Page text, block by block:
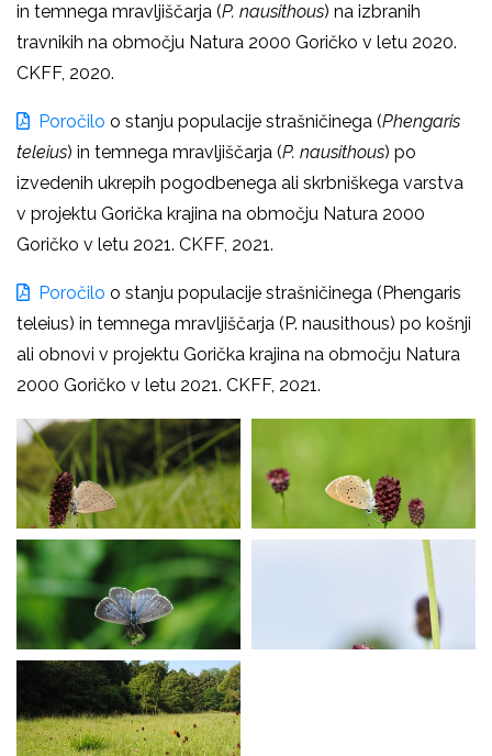
in temnega mravljiščarja (P. nausithous) na izbranih
travnikih na območju Natura 2000 Goričko v letu 2020.
CKFF, 2020.
Poročilo o stanju populacije strašničinega (Phengaris
teleius) in temnega mravljiščarja (P. nausithous) po
izvedenih ukrepih pogodbenega ali skrbniškega varstva
v projektu Gorička krajina na območju Natura 2000
Goričko v letu 2021. CKFF, 2021.
Poročilo o stanju populacije strašničinega (Phengaris
teleius) in temnega mravljiščarja (P. nausithous) po košnji
ali obnovi v projektu Gorička krajina na območju Natura
2000 Goričko v letu 2021. CKFF, 2021.